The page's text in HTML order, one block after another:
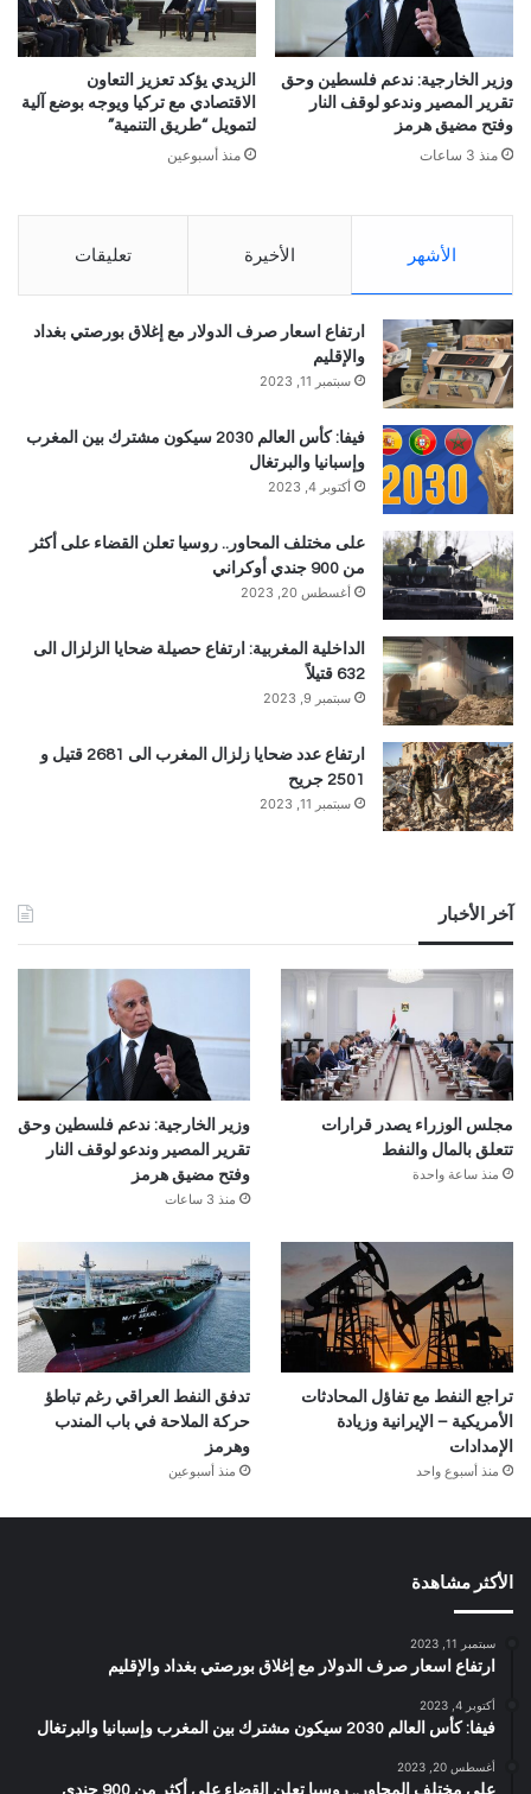
وزير الخارجية: ندعم فلسطين وحق
تقرير المصير وندعو لوقف النار
وفتح مضيق هرمز
منذ 3 ساعات
الزيدي يؤكد تعزيز التعاون
الاقتصادي مع تركيا ويوجه بوضع آلية
لتمويل “طريق التنمية”
منذ أسبوعين
الأشهر الأخيرة تعليقات
ارتفاع اسعار صرف الدولار مع إغلاق بورصتي بغداد
والإقليم
سبتمبر 11, 2023
فيفا: كأس العالم 2030 سيكون مشترك بين المغرب
وإسبانيا والبرتغال
أكتوبر 4, 2023
على مختلف المحاور.. روسيا تعلن القضاء على أكثر
من 900 جندي أوكراني
أغسطس 20, 2023
الداخلية المغربية: ارتفاع حصيلة ضحايا الزلزال الى
632 قتيلاً
سبتمبر 9, 2023
ارتفاع عدد ضحايا زلزال المغرب الى 2681 قتيل و
2501 جريح
سبتمبر 11, 2023
آخر الأخبار
مجلس الوزراء يصدر قرارات
تتعلق بالمال والنفط
منذ ساعة واحدة
وزير الخارجية: ندعم فلسطين وحق
تقرير المصير وندعو لوقف النار
وفتح مضيق هرمز
منذ 3 ساعات
تراجع النفط مع تفاؤل المحادثات
الأمريكية – الإيرانية وزيادة
الإمدادات
منذ أسبوع واحد
تدفق النفط العراقي رغم تباطؤ
حركة الملاحة في باب المندب
وهرمز
منذ أسبوعين
الأكثر مشاهدة
سبتمبر 11, 2023
ارتفاع اسعار صرف الدولار مع إغلاق بورصتي بغداد والإقليم
أكتوبر 4, 2023
فيفا: كأس العالم 2030 سيكون مشترك بين المغرب وإسبانيا والبرتغال
أغسطس 20, 2023